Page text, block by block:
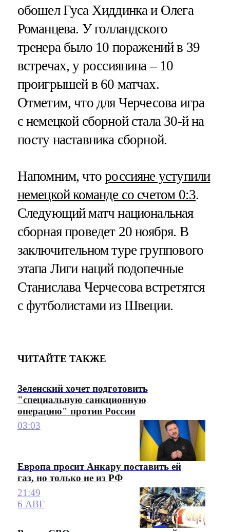
обошел Гуса Хиддинка и Олега
Романцева. У голландского
тренера было 10 поражений в 39
встречах, у россиянина – 10
проигрышей в 60 матчах.
Отметим, что для Черчесова игра
с немецкой сборной стала 30-й на
посту наставника сборной.
Напомним, чтороссияне уступили
немецкой команде со счетом 0:3.
Следующий матч национальная
сборная проведет 20 ноября. В
заключительном туре группового
этапа Лиги наций подопечные
Станислава Черчесова встретятся
с футболистами из Швеции.
ЧИТАЙТЕ ТАКЖЕ
Зеленский хочет подготовить
"специальную санкционную
операцию" против России
03:03
Европа просит Анкару поставить ей
газ, но только не из РФ
21:49
6 АВГ